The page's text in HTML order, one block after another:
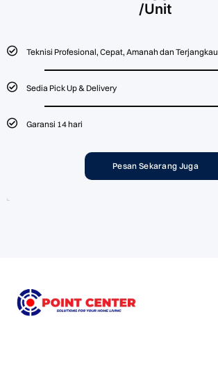
/Unit
Teknisi Profesional, Cepat, Amanah dan Terjangkau
Sedia Pick Up & Delivery
Garansi 14 hari
Pesan Sekarang Juga